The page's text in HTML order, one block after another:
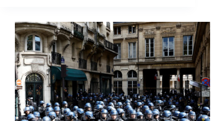
du
Rusquec